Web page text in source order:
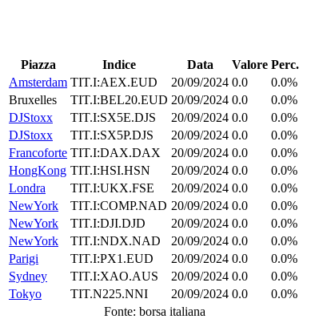
Piazza Indice Data Valore Perc.
Amsterdam TIT.I:AEX.EUD 20/09/2024 0.0
0.0%
Bruxelles
TIT.I:BEL20.EUD 20/09/2024 0.0
0.0%
DJStoxx
TIT.I:SX5E.DJS 20/09/2024 0.0
0.0%
DJStoxx
TIT.I:SX5P.DJS 20/09/2024 0.0
0.0%
Francoforte TIT.I:DAX.DAX 20/09/2024 0.0
0.0%
HongKong TIT.I:HSI.HSN 20/09/2024 0.0
0.0%
Londra
TIT.I:UKX.FSE 20/09/2024 0.0
0.0%
NewYork
TIT.I:COMP.NAD 20/09/2024 0.0
0.0%
NewYork
TIT.I:DJI.DJD 20/09/2024 0.0
0.0%
NewYork
TIT.I:NDX.NAD 20/09/2024 0.0
0.0%
Parigi
TIT.I:PX1.EUD 20/09/2024 0.0
0.0%
Sydney
TIT.I:XAO.AUS 20/09/2024 0.0
0.0%
Tokyo
TIT.N225.NNI 20/09/2024 0.0
0.0%
Fonte: borsa italiana